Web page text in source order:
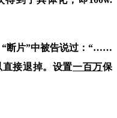
“断片”中被告说过： “……
直接退掉。设置一百万保